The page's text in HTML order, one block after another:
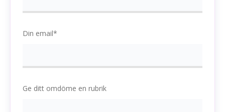
Din email*
Ge ditt omdöme en rubrik